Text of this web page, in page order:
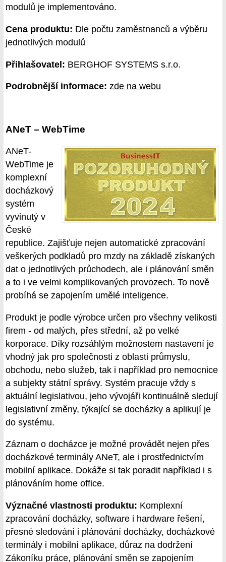
modulů je implementováno.
Cena produktu: Dle počtu zaměstnanců a výběru
jednotlivých modulů
Přihlašovatel: BERGHOF SYSTEMS s.r.o.
Podrobnější informace: zde na webu
ANeT – WebTime
ANeT-
WebTime je
komplexní
docházkový
systém
vyvinutý v
České
republice. Zajišťuje nejen automatické zpracování
veškerých podkladů pro mzdy na základě získaných
dat o jednotlivých průchodech, ale i plánování směn
a to i ve velmi komplikovaných provozech. To nově
probíhá se zapojením umělé inteligence.
Produkt je podle výrobce určen pro všechny velikosti
firem - od malých, přes střední, až po velké
korporace. Díky rozsáhlým možnostem nastavení je
vhodný jak pro společnosti z oblasti průmyslu,
obchodu, nebo služeb, tak i například pro nemocnice
a subjekty státní správy. Systém pracuje vždy s
aktuální legislativou, jeho vývojáři kontinuálně sledují
legislativní změny, týkající se docházky a aplikují je
do systému.
Záznam o docházce je možné provádět nejen přes
docházkové terminály ANeT, ale i prostřednictvím
mobilní aplikace. Dokáže si tak poradit například i s
plánováním home office.
Význačné vlastnosti produktu: Komplexní
zpracování docházky, software i hardware řešení,
přesné sledování i plánování docházky, docházkové
terminály i mobilní aplikace, důraz na dodržení
Zákoníku práce, plánování směn se zapojením